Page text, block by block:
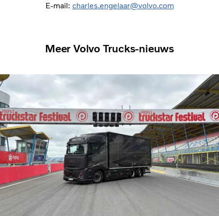
E-mail: charles.engelaar@volvo.com
Meer Volvo Trucks-nieuws